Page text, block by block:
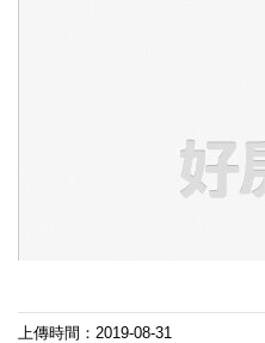
上傳時間：2019-08-31